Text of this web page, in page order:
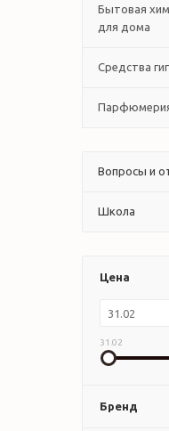
Бытовая
для дома
Средства
Вопросы и
Школа
Цена
31.02
Бренд